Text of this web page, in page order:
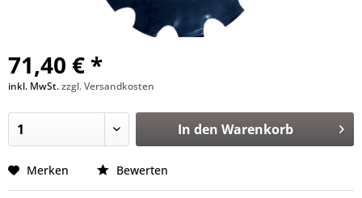
71,40 € *
inkl. MwSt.zzgl. Versandkosten
In den Warenkorb
Merken Bewerten